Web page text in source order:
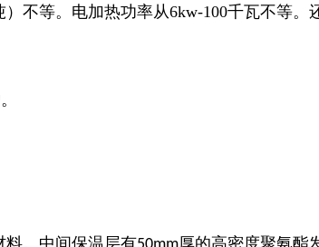
）不等。电加热功率从6kw-100千瓦不等。
料。中间保温层有
厚的高密度聚氨酯